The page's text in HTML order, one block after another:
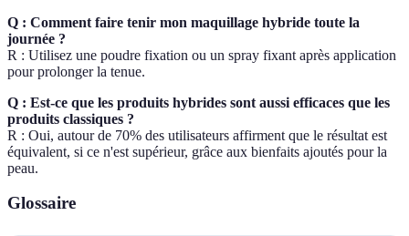
Q : Comment faire tenir mon maquillage hybride toute la
journée ?
R : Utilisez une poudre fixation ou un spray fixant après application
pour prolonger la tenue.
Q : Est-ce que les produits hybrides sont aussi efficaces que les
produits classiques ?
R : Oui, autour de 70% des utilisateurs affirment que le résultat est
équivalent, si ce n'est supérieur, grâce aux bienfaits ajoutés pour la
peau.
Glossaire